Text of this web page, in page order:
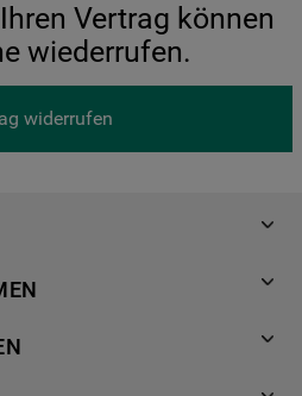
Vertrag können
wiederrufen.
widerrufen